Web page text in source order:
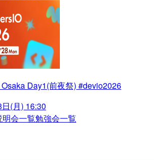
Day1(前夜祭) #devio2026
(月) 16:30
会一覧勉強会一覧